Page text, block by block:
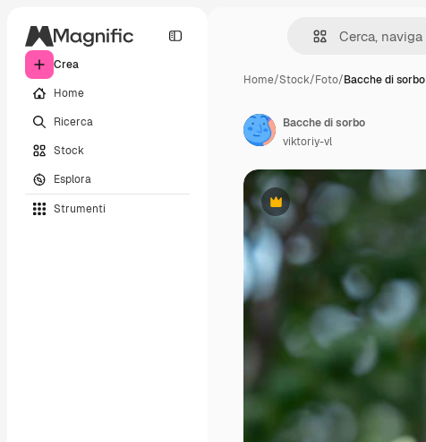
Crea
Home
Ricerca
Stock
Esplora
Strumenti
Home/Stock/Foto/Bacche di sorbo
Premium
Bacche di sorbo
viktoriy-vl